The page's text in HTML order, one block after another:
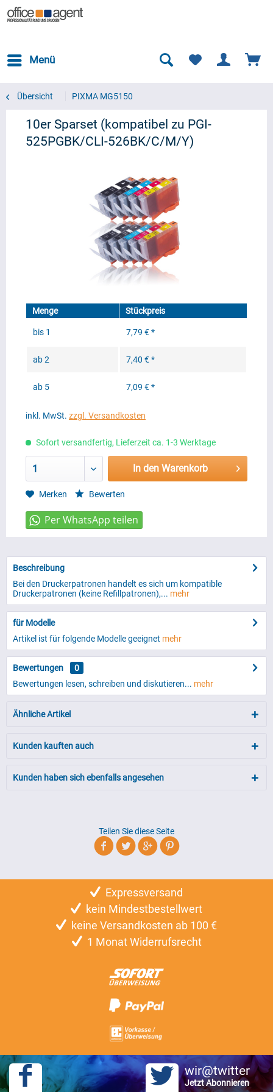
Menü
Übersicht PIXMA MG5150
10er Sparset (kompatibel zu PGI-
525PGBK/CLI-526BK/C/M/Y)
Menge Stückpreis
bis 1 7,79 € *
ab2 7,40 € *
ab 5 7,09 € *
inkl. MwSt. zzgl. Versandkosten
Sofort versandfertig, Lieferzeit ca. 1-3 Werktage
1 In den Warenkorb
Merken Bewerten
Beschreibung
Bei den Druckerpatronen handelt es sich um kompatible
Druckerpatronen (keine Refillpatronen),... mehr
für Modelle
Artikel ist für folgende Modelle geeignet mehr
Bewertungen
0
Bewertungen lesen, schreiben und diskutieren... mehr
Ähnliche Artikel
Kunden kauften auch
Kunden haben sich ebenfalls angesehen
Teilen Sie diese Seite
Expressversand
kein Mindestbestellwert
keine Versandkosten ab 100 €
1 Monat Widerrufsrecht
wir@twitter
Jetzt Abonnieren